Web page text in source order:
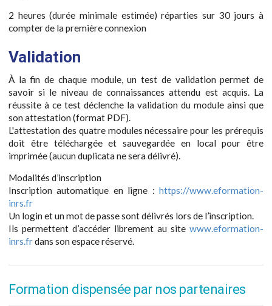
2 heures (durée minimale estimée) réparties sur 30 jours à
compter de la première connexion
Validation
À la fin de chaque module, un test de validation permet de
savoir si le niveau de connaissances attendu est acquis. La
réussite à ce test déclenche la validation du module ainsi que
son attestation (format PDF).
L'attestation des quatre modules nécessaire pour les prérequis
doit être téléchargée et sauvegardée en local pour être
imprimée (aucun duplicata ne sera délivré).
Modalités d’inscription
Inscription automatique en ligne : https://www.eformation-
inrs.fr
Un login et un mot de passe sont délivrés lors de l’inscription.
Ils permettent d’accéder librement au site www.eformation-
inrs.frdans son espace réservé.
Formation dispensée par nos partenaires